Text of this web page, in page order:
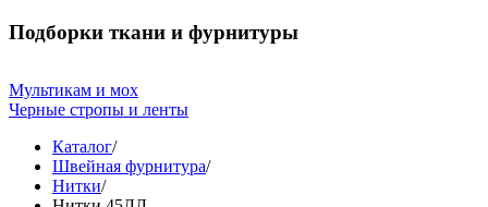
Подборки ткани и фурнитуры
Мультикам и мох
Черные стропы и ленты
Каталог/
Швейная фурнитура/
Нитки/